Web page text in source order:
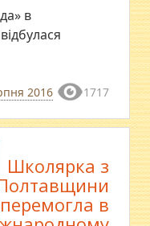
в
2016 1717
Школярка з
перемогла в